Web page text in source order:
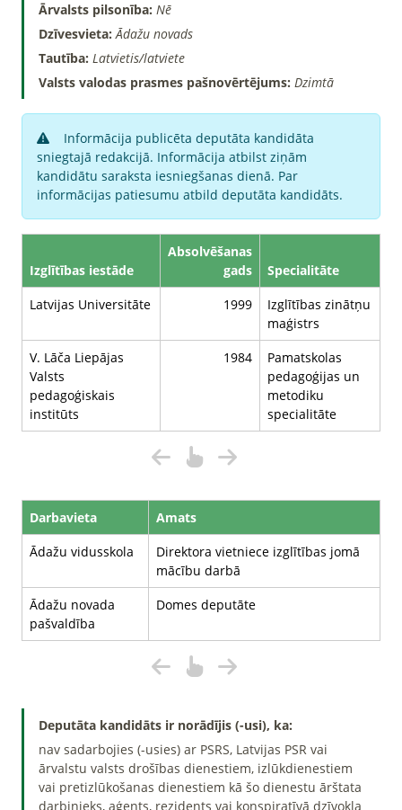
Ārvalsts pilsonība: Nē
Dzīvesvieta:Ādažu novads
Tautība: Latvietis/latviete
Valsts valodas prasmes pašnovērtējums: Dzimtā
Informācija publicēta deputāta kandidāta
sniegtajā redakcijā. Informācija atbilst ziņām
kandidātu saraksta iesniegšanas dienā. Par
informācijas patiesumu atbild deputāta kandidāts.
Izglītības iestāde
Absolvēšanas
gads
Specialitāte
Latvijas Universitāte
1999
Izglītības zinātņu
maģistrs
V. Lāča Liepājas
Valsts
pedagoģiskais
institūts
1984
Pamatskolas
pedagoģijas un
metodiku
specialitāte
Darbavieta
Amats
Ādažu vidusskola
Direktora vietniece izglītības jomā
mācību darbā
Ādažu novada
pašvaldība
Domes deputāte
Deputāta kandidāts ir norādījis (-usi), ka:
nav sadarbojies (-usies) ar PSRS, Latvijas PSR vai
ārvalstu valsts drošības dienestiem, izlūkdienestiem
vai pretizlūkošanas dienestiem kā šo dienestu ārštata
darbinieks, aģents, rezidents vai konspiratīvā dzīvokļa